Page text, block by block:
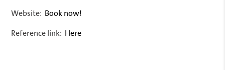
Website: Book now!
Reference link: Here